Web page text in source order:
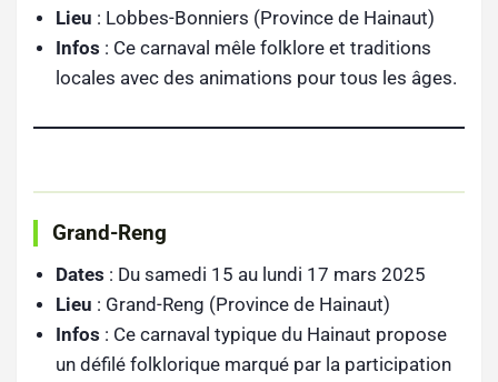
Lieu : Lobbes-Bonniers (Province de Hainaut)
Infos : Ce carnaval mêle folklore et traditions
locales avec des animations pour tous les âges.
Grand-Reng
Dates : Du samedi 15 au lundi 17 mars 2025
Lieu : Grand-Reng (Province de Hainaut)
Infos : Ce carnaval typique du Hainaut propose
un défilé folklorique marqué par la participation